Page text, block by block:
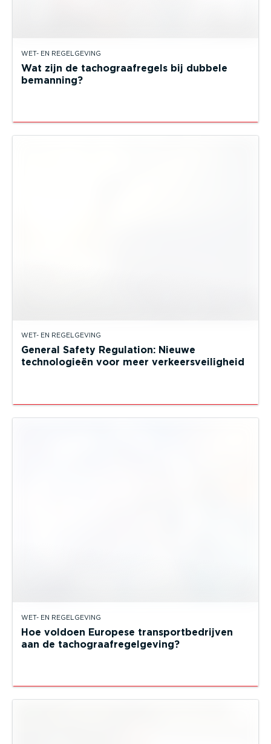
WET- EN REGELGEVING
Wat zijn de tachograafregels bij dubbele
bemanning?
WET- EN REGELGEVING
General Safety Regulation: Nieuwe
technologieën voor meer verkeersveiligheid
WET- EN REGELGEVING
Hoe voldoen Europese transportbedrijven
aan de tachograafregelgeving?